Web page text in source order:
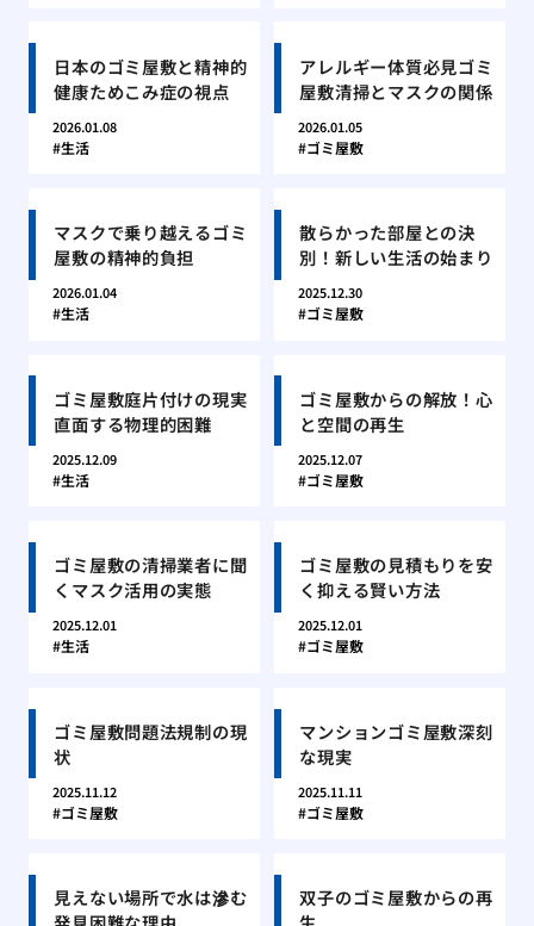
日本のゴミ屋敷と精神的
健康ためこみ症の視点
2026.01.08
生活
アレルギー体質必見ゴミ
屋敷清掃とマスクの関係
2026.01.05
ゴミ屋敷
マスクで乗り越えるゴミ
屋敷の精神的負担
2026.01.04
生活
散らかった部屋との決
別！新しい生活の始まり
2025.12.30
ゴミ屋敷
ゴミ屋敷庭片付けの現実
直面する物理的困難
2025.12.09
生活
ゴミ屋敷からの解放！心
と空間の再生
2025.12.07
ゴミ屋敷
ゴミ屋敷の清掃業者に聞
くマスク活用の実態
2025.12.01
生活
ゴミ屋敷の見積もりを安
く抑える賢い方法
2025.12.01
ゴミ屋敷
ゴミ屋敷問題法規制の現
状
2025.11.12
ゴミ屋敷
マンションゴミ屋敷深刻
な現実
2025.11.11
ゴミ屋敷
見えない場所で水は滲む
双子のゴミ屋敷からの再